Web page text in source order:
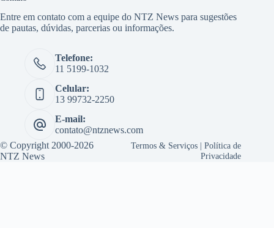
Entre em contato com a equipe do NTZ News para sugestões
de pautas, dúvidas, parcerias ou informações.
Telefone:
11 5199-1032
Celular:
13 99732-2250
E-mail:
contato@ntznews.com
© Copyright 2000-2026
NTZ News
Termos & Serviços |Política de
Privacidade